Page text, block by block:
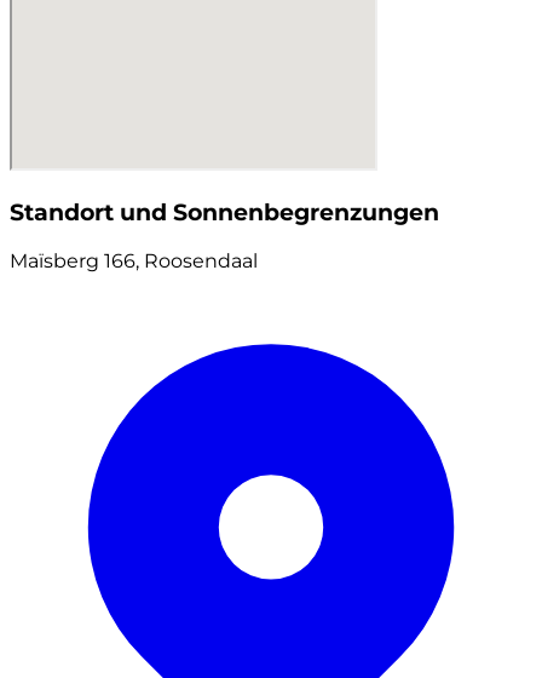
Standort und Sonnenbegrenzungen
Maïsberg 166, Roosendaal